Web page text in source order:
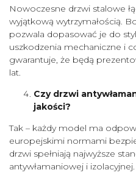
Nowoczesne drzwi stalowe
wyjątkową wytrzymałością.
pozwala dopasować je do
uszkodzenia mechaniczne i
gwarantuje, że będą
lat.
Czy drzwi
jakości?
Tak – każdy model ma
europejskimi normami
drzwi spełniają najwyższe
antywłamaniowej i izolacyjnej.